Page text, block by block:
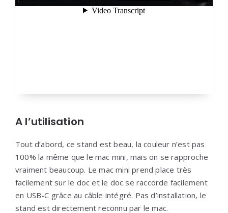
A l’utilisation
Tout d’abord, ce stand est beau, la couleur n’est pas
100% la même que le mac mini, mais on se rapproche
vraiment beaucoup. Le mac mini prend place très
facilement sur le doc et le doc se raccorde facilement
en USB-C grâce au câble intégré. Pas d’installation, le
stand est directement reconnu par le mac.